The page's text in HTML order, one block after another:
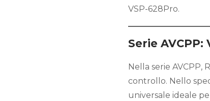
VSP-628Pro.
Serie
Nella serie AVCPP,
controllo. Nello
universale ideale